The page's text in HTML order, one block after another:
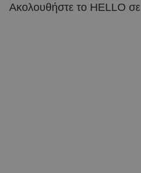
Ακολουθήστε το HELLO σε